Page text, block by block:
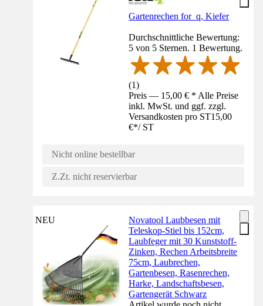
Gartenrechen for_q, Kiefer
Durchschnittliche Bewertung:
5 von 5 Sternen. 1 Bewertung.
(1)
Preis — 15,00 € * Alle Preise
inkl. MwSt. und ggf. zzgl.
Versandkosten pro ST15,00
€*/ ST
Nicht online bestellbar
Z.Zt. nicht reservierbar
NEU
Novatool Laubbesen mit
Teleskop-Stiel bis 152cm,
Laubfeger mit 30 Kunststoff-
Zinken, Rechen Arbeitsbreite
75cm, Laubrechen,
Gartenbesen, Rasenrechen,
Harke, Landschaftsbesen,
Gartengerät Schwarz